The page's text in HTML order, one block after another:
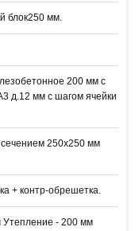
блок250 мм.
200 мм с
д.12 мм с шагом ячейки
, сечением 250х250 мм
+ контр-обрешетка.
Утепление - 200 мм